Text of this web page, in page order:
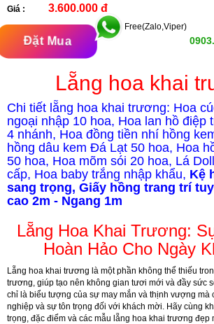
Giá : 3.600.000 đ
Đặt Mua
Free(Zalo,Viper)
Lẵng hoa khai
Chi tiết lẵng hoa khai trương: Hoa
ngoại nhập 10 hoa, Hoa lan hồ điệp
4 nhánh, Hoa đồng tiền nhí hồng
hồng dâu kem Đá Lạt 50 hoa, Hoa
50 hoa, Hoa mõm sói 20 hoa, Lá
cấp, Hoa baby trắng nhập khẩu, Kệ
sang trọng, Giấy hồng trang trí
cao 2m - Ngang 1m
Lẵng Hoa Khai Trương:
Hoàn Hảo Cho Ngày
Lẵng hoa khai trương là một phần không thể thiếu
trương, giúp tạo nên không gian tươi mới và đầy sức
chỉ là biểu tượng của sự may mắn và thịnh vượng mà
nghiệp và sự tôn trọng đối với khách mời. Hãy cùng
trọng, đặc điểm và các mẫu lẵng hoa khai trương đẹp